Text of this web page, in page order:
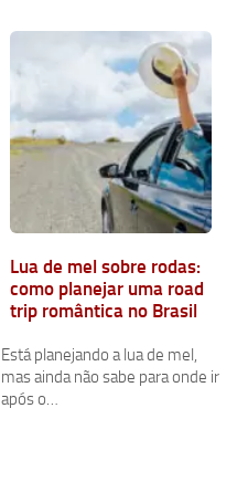
Lua de mel sobre rodas:
como planejar uma road
trip romântica no Brasil
Está planejando a lua de mel,
mas ainda não sabe para onde ir
após o…